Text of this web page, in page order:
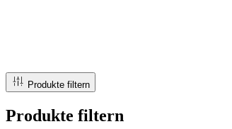
Produkte filtern
Produkte filtern